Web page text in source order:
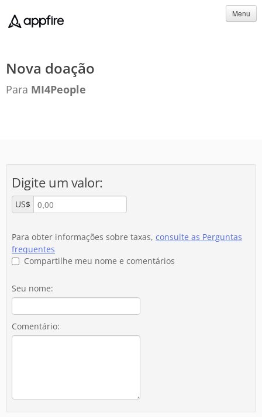
Menu
Nova doação
Para MI4People
Digite um valor:
US$
Para obter informações sobre taxas, consulte as Perguntas
frequentes
Compartilhe meu nome e comentários
Seu nome:
Comentário: